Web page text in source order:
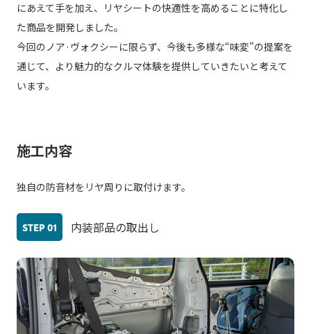
にあえて手を加え、リヤシートの快適性を高めることに特化し
た商品を開発しました。
今回のノア·ヴォクシーに限らず、今後も多様な“味変”の提案を
通じて、より魅力的なクルマ体験を提供していきたいと考えて
います。
施工内容
独自の防音材をリヤ周りに取付けます。
STEP01 内装部品の取出し